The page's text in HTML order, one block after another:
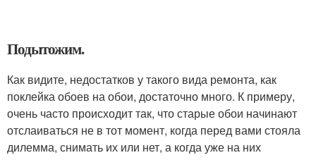
Подытожим.
Как видите, недостатков у такого вида ремонта, как
поклейка обоев на обои, достаточно много. К примеру,
очень часто происходит так, что старые обои начинают
отслаиваться не в тот момент, когда перед вами стояла
дилемма, снимать их или нет, а когда уже на них